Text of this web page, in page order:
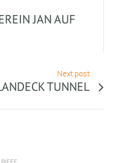
JAN AUF
Next post
TUNNEL